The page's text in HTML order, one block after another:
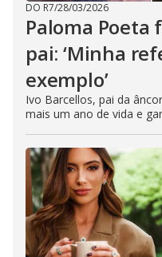
DO R7/28/03/2026
Paloma Poeta
pai: ‘Minha
exemplo’
Ivo Barcellos, pai da
mais um ano de vida e